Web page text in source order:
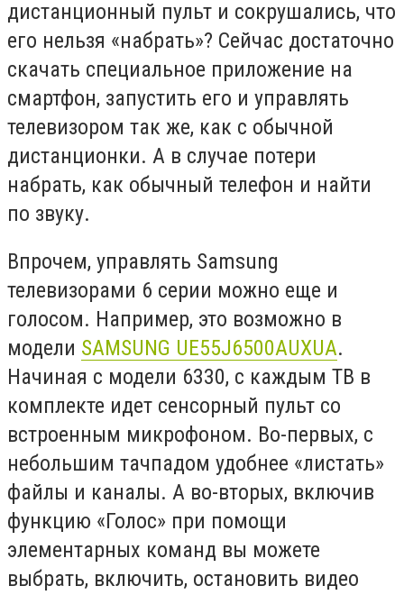
дистанционный пульт и сокрушались, что
его нельзя «набрать»? Сейчас достаточно
скачать специальное приложение на
смартфон, запустить его и управлять
телевизором так же, как с обычной
дистанционки. А в случае потери
набрать, как обычный телефон и найти
по звуку.
Впрочем, управлять Samsung
телевизорами 6 серии можно еще и
голосом. Например, это возможно в
модели SAMSUNG UE55J6500AUXUA.
Начиная с модели 6330, с каждым ТВ в
комплекте идет сенсорный пульт со
встроенным микрофоном. Во-первых, с
небольшим тачпадом удобнее «листать»
файлы и каналы. А во-вторых, включив
функцию «Голос» при помощи
элементарных команд вы можете
выбрать, включить, остановить видео